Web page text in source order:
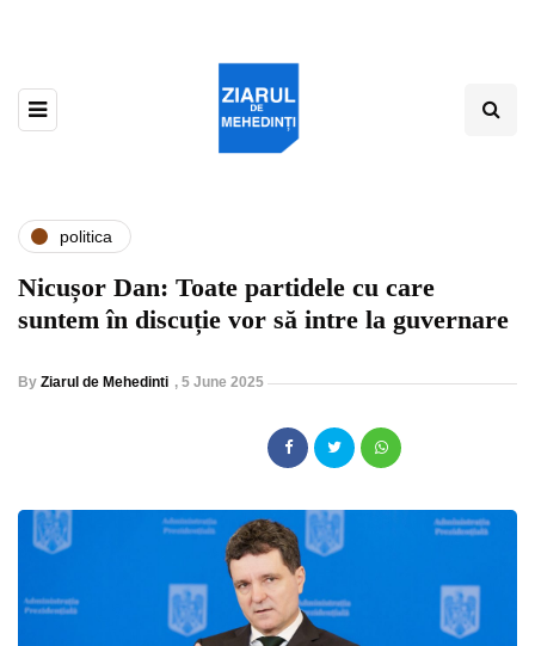
politica
Nicușor Dan: Toate partidele cu care
suntem în discuție vor să intre la guvernare
By Ziarul de Mehedinti , 5 June 2025